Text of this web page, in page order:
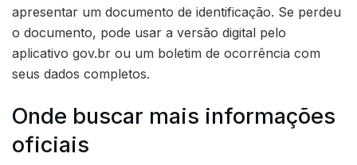
apresentar um documento de identificação. Se perdeu
o documento, pode usar a versão digital pelo
aplicativo gov.br ou um boletim de ocorrência com
seus dados completos.
Onde buscar mais informações
oficiais